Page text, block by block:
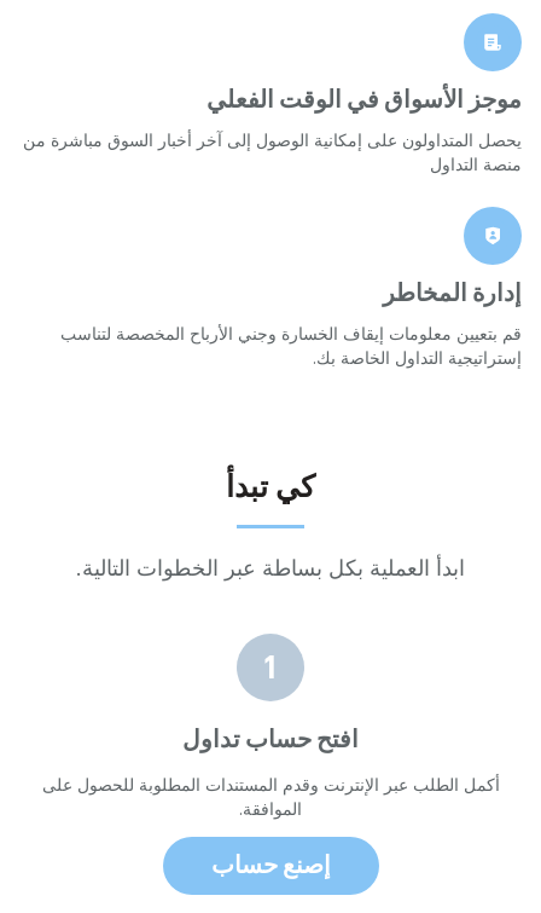
موجز الأسواق في الوقت الفعلي
يحصل المتداولون على إمكانية الوصول إلى آخر أخبار السوق مباشرة من
منصة التداول
إدارة المخاطر
قم بتعيين معلومات إيقاف الخسارة وجني الأرباح المخصصة لتناسب
إستراتيجية التداول الخاصة بك.
كي تبدأ
ابدأ العملية بكل بساطة عبر الخطوات التالية.
افتح حساب تداول
أكمل الطلب عبر الإنترنت وقدم المستندات المطلوبة للحصول على
الموافقة.
إصنع حساب